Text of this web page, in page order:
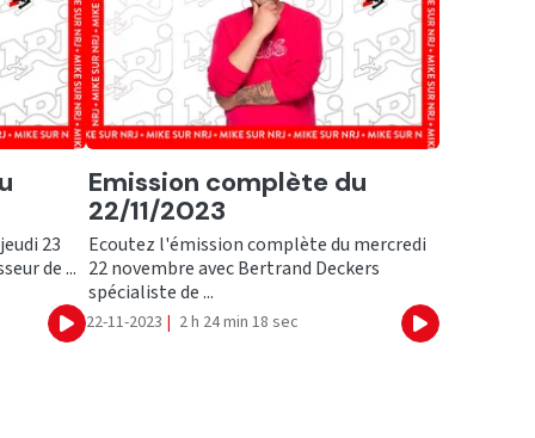
23
de ...
Ecouter
Ecouter
Emission complète du
22/11/2023
Ecoutez l'émission complète du mercredi
22 novembre avec Bertrand Deckers
spécialiste de ...
22-11-2023 | 2 h 24 min 18 sec Ecouter